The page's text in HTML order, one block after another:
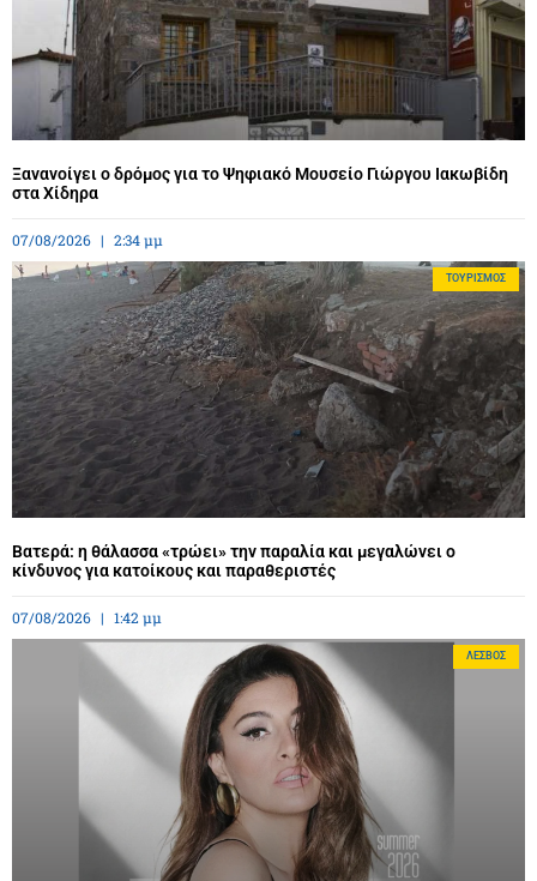
Ξανανοίγει ο δρόμος για το Ψηφιακό Μουσείο Γιώργου Ιακωβίδη
στα Χίδηρα
07/08/2026 2:34 μμ
ΤΟΥΡΙΣΜΌΣ
Βατερά: η θάλασσα «τρώει» την παραλία και μεγαλώνει ο
κίνδυνος για κατοίκους και παραθεριστές
07/08/2026 1:42 μμ
ΛΈΣΒΟΣ